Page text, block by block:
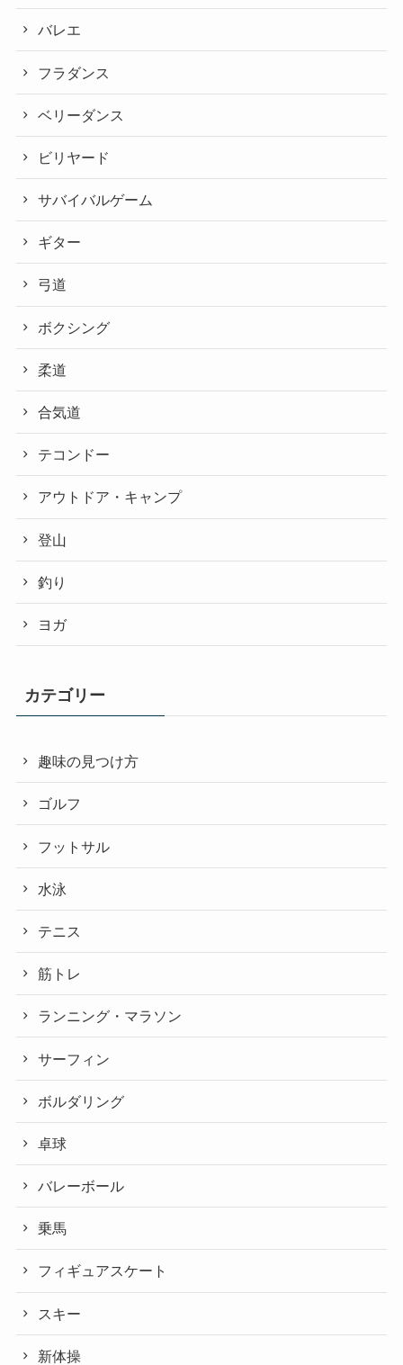
バレエ
フラダンス
ベリーダンス
ビリヤード
サバイバルゲーム
ギター
弓道
ボクシング
柔道
合気道
テコンドー
アウトドア・キャンプ
登山
釣り
ヨガ
カテゴリー
趣味の見つけ方
ゴルフ
フットサル
水泳
テニス
筋トレ
ランニング・マラソン
サーフィン
ボルダリング
卓球
バレーボール
乗馬
フィギュアスケート
スキー
新体操